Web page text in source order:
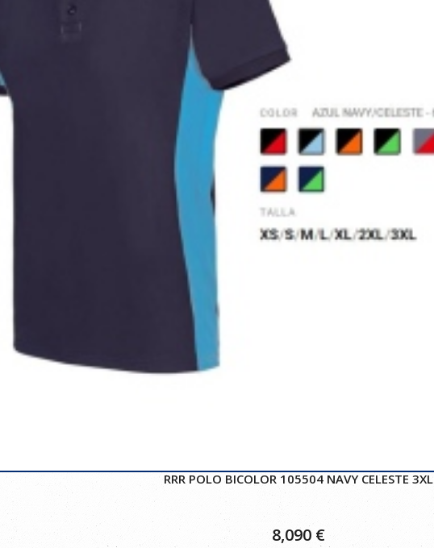
RRR POLO BICOLOR 105504 NAVY CELESTE 3XL
8,090 €